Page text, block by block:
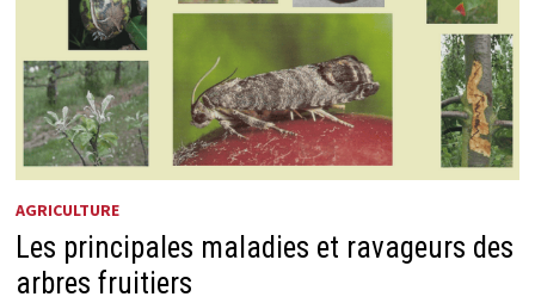
AGRICULTURE
Les principales maladies et ravageurs des
arbres fruitiers